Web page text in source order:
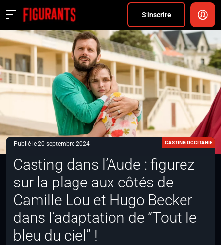
S’inscrire
Actualités
ANNONCER
FAQ
S’inscrire
CONNEXION
Publié le 20 septembre 2024 CASTING OCCITANIE
Casting dans l’Aude : figurez
sur la plage aux côtés de
Camille Lou et Hugo Becker
dans l’adaptation de “Tout le
bleu du ciel” !